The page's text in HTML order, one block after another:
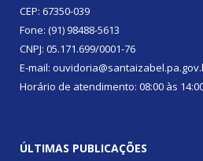
CEP: 67350-039
Fone: (91) 98488-5613
CNPJ: 05.171.699/0001-76
E-mail:
Horário de atendimento: 08:00 às
ÚLTIMAS PUBLICAÇÕES